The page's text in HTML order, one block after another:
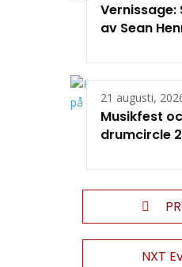
Vernissage:
av Sean
21 augusti,
Musikfest
drumcircle
NXT